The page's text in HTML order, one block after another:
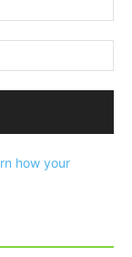
how your